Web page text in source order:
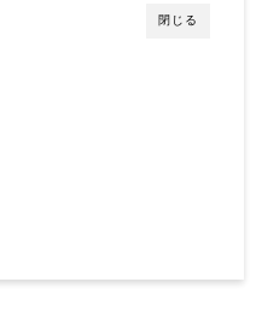
閉じる